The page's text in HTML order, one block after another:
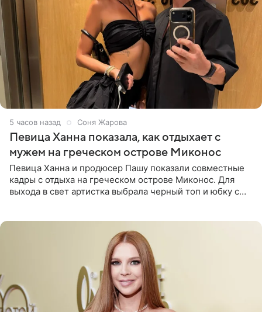
5 часов назад Соня Жарова
Певица Ханна показала, как отдыхает с
мужем на греческом острове Миконос
Певица Ханна и продюсер Пашу показали совместные
кадры с отдыха на греческом острове Миконос. Для
выхода в свет артистка выбрала черный топ и юбку с